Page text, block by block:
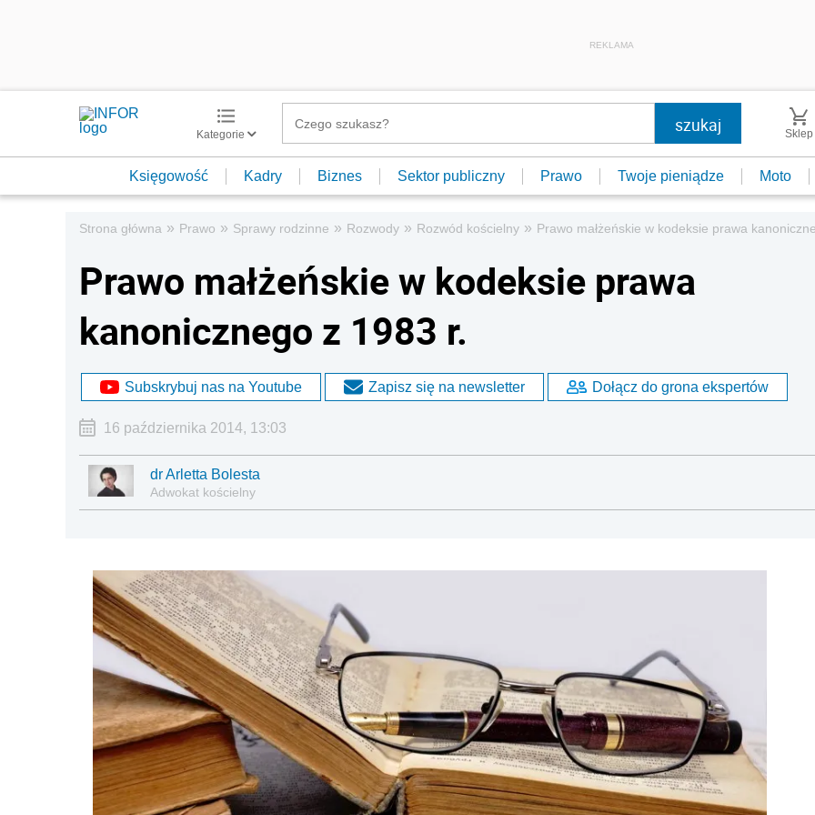
REKLAMA
Kategorie Sklep
Księgowość Kadry Biznes Sektor publiczny Prawo Twoje pieniądze Moto
Strona główna » Prawo » Sprawy rodzinne » Rozwody » Rozwód kościelny » Prawo małżeńskie w kodeksie prawa
Prawo małżeńskie w kodeksie prawa
kanonicznego z 1983 r.
Subskrybuj nas na Youtube Zapisz się na newsletter Dołącz do grona ekspertów
16 października 2014, 13:03
dr Arletta Bolesta
Adwokat kościelny